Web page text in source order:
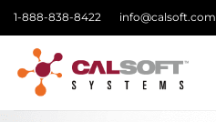
Skip
to
content
1-888-838-8422 info@calsoft.com